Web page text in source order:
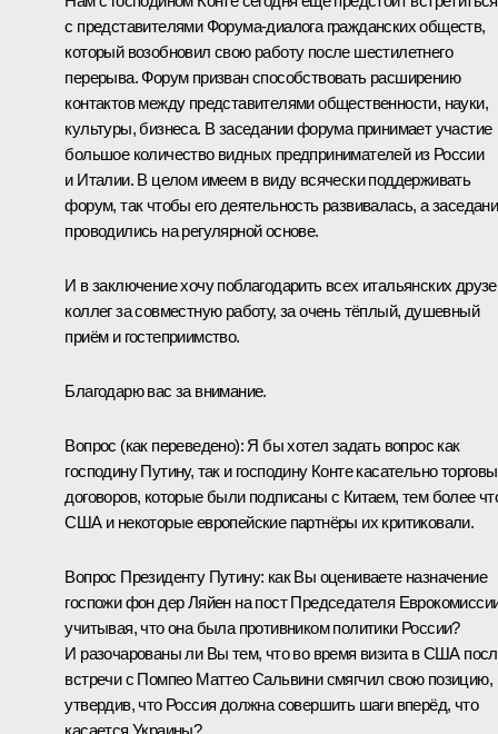
с представителями Форума‑диалога гражданских обществ,
который возобновил свою работу после шестилетнего
перерыва. Форум призван способствовать расширению
контактов между представителями общественности, науки,
культуры, бизнеса. В заседании форума принимает участие
большое количество видных предпринимателей из России
и Италии. В целом имеем в виду всячески поддерживать
форум, так чтобы его деятельность развивалась, а
проводились на регулярной основе.
И в заключение хочу поблагодарить всех итальянских
коллег за совместную работу, за очень тёплый, душевный
приём и гостеприимство.
Благодарю вас за внимание.
Вопрос (как переведено): Я бы хотел задать вопрос как
господину Путину, так и господину Конте касательно
договоров, которые были подписаны с Китаем, тем более
США и некоторые европейские партнёры их критиковали.
Вопрос Президенту Путину: как Вы оцениваете назначение
госпожи фон дер Ляйен на пост Председателя
учитывая, что она была противником политики России?
И разочарованы ли Вы тем, что во время визита в США
встречи с Помпео Маттео Сальвини смягчил свою позицию,
утвердив, что Россия должна совершить шаги вперёд, что